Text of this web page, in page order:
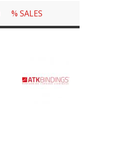
% SALES